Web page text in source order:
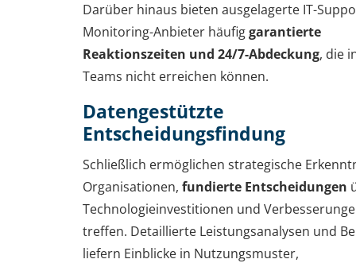
Darüber hinaus bieten ausgelagerte IT-
Monitoring-Anbieter häufiggarantierte
Reaktionszeiten und 24/7-Abdeckung, die
Teams nicht erreichen können.
Datengestützte
Entscheidungsfindung
Schließlich ermöglichen strategische
Organisationen, fundierte Entscheidungen
Technologieinvestitionen und
treffen. Detaillierte Leistungsanalysen und
liefern Einblicke in Nutzungsmuster,